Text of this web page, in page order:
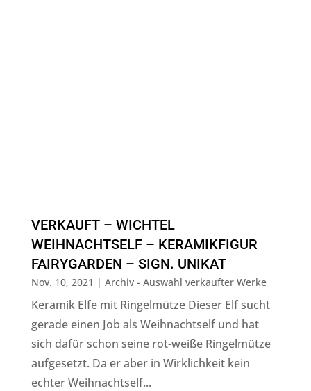
VERKAUFT – WICHTEL
WEIHNACHTSELF – KERAMIKFIGUR
FAIRYGARDEN – SIGN. UNIKAT
Nov. 10, 2021 | Archiv - Auswahl verkaufter Werke
Keramik Elfe mit Ringelmütze Dieser Elf sucht
gerade einen Job als Weihnachtself und hat
sich dafür schon seine rot-weiße Ringelmütze
aufgesetzt. Da er aber in Wirklichkeit kein
echter Weihnachtself...